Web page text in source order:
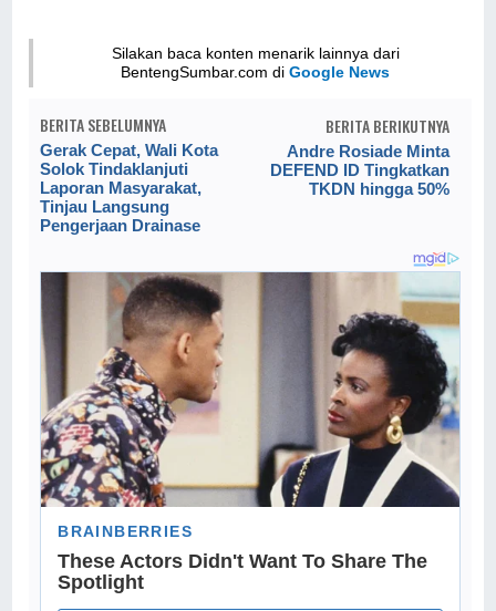
Silakan baca konten menarik lainnya dari
BentengSumbar.com diGoogle News
BERITA SEBELUMNYA
Gerak Cepat, Wali Kota
Solok Tindaklanjuti
Laporan Masyarakat,
Tinjau Langsung
Pengerjaan Drainase
BERITA BERIKUTNYA
Andre Rosiade Minta
DEFEND ID Tingkatkan
TKDN hingga 50%